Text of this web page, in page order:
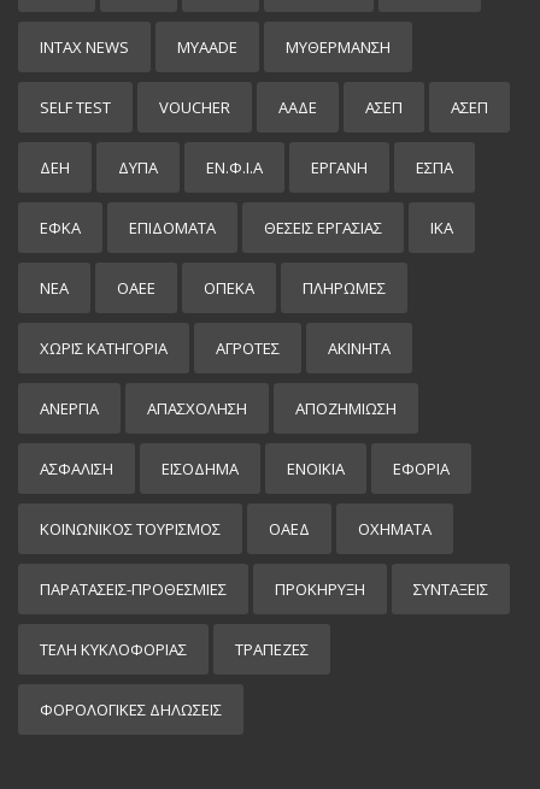
INTAX NEWS MYAADE MYΘΈΡΜΑΝΣΗ
SELF TEST VOUCHER ΑΑΔΕ ΑΣΕΠ ΑΣΕΠ
ΔΕΗ ΔΥΠΑ ΕΝ.Φ.Ι.Α ΕΡΓΑΝΗ ΕΣΠΑ
ΕΦΚΑ ΕΠΙΔΌΜΑΤΑ ΘΕΣΕΙΣ ΕΡΓΑΣΙΑΣ ΙΚΑ
ΝΕΑ ΟΑΕΕ ΟΠΕΚΑ ΠΛΗΡΩΜΕΣ
ΧΩΡΊΣ ΚΑΤΗΓΟΡΊΑ ΑΓΡΟΤΕΣ ΑΚΙΝΗΤΑ
ΑΝΕΡΓΙΑ ΑΠΑΣΧΟΛΗΣΗ ΑΠΟΖΗΜΙΩΣΗ
ΑΣΦΑΛΙΣΗ ΕΙΣΌΔΗΜΑ ΕΝΟΙΚΙΑ ΕΦΟΡΙΑ
ΚΟΙΝΩΝΙΚΟΣ ΤΟΥΡΙΣΜΟΣ ΟΑΕΔ ΟΧΗΜΑΤΑ
ΠΑΡΑΤΑΣΕΙΣ-ΠΡΟΘΕΣΜΙΕΣ ΠΡΟΚΉΡΥΞΗ ΣΥΝΤΑΞΕΙΣ
ΤΕΛΗ ΚΥΚΛΟΦΟΡΙΑΣ ΤΡΑΠΕΖΕΣ
ΦΟΡΟΛΟΓΙΚΕΣ ΔΗΛΩΣΕΙΣ